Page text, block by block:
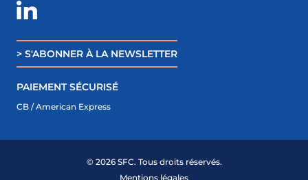
> S'ABONNER À LA NEWSLETTER
PAIEMENT SÉCURISÉ
CB / American Express
© 2026 SFC. Tous droits réservés.
Mentions légales